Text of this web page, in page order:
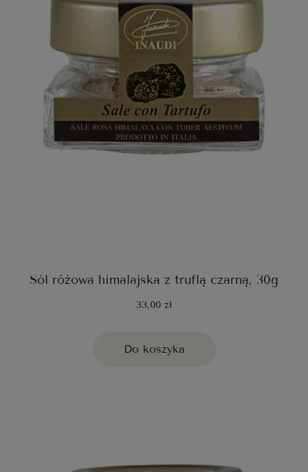
Sól różowa himalajska z truflą czarną, 30g
33,00 zł
Do koszyka